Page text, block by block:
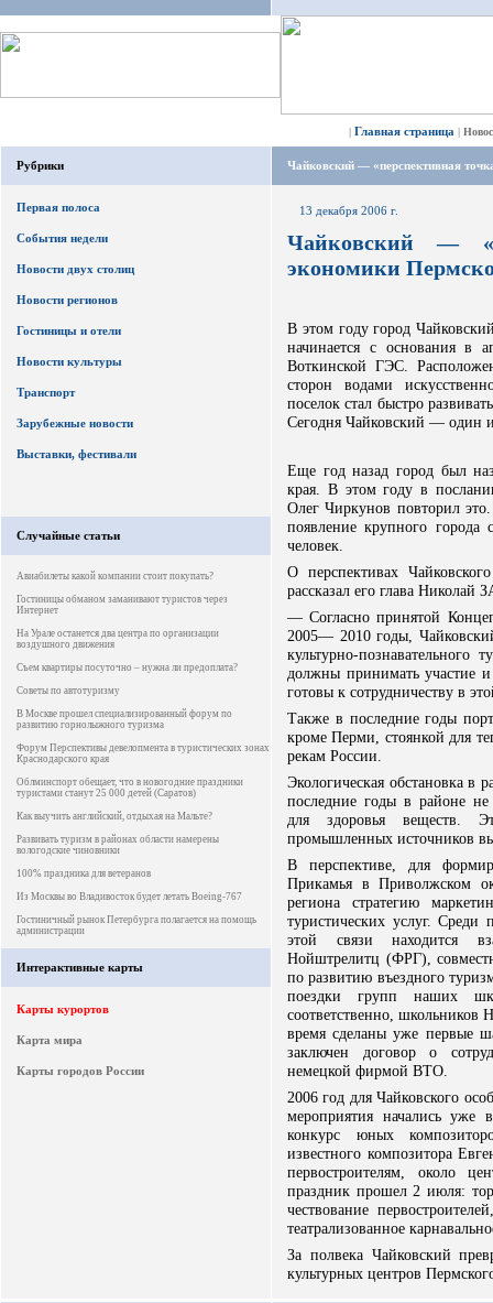
| Главная страница |
Рубрики
Первая полоса
События недели
Новости двух столиц
Новости регионов
Гостиницы и отели
Новости культуры
Транспорт
Зарубежные новости
Выставки, фестивали
Случайные статьи
Авиабилеты какой компании стоит покупать?
Гостиницы обманом заманивают туристов через
Интернет
На Урале останется два центра по организации
воздушного движения
Съем квартиры посуточно – нужна ли предоплата?
Советы по автотуризму
В Москве прошел специализированный форум по
развитию горнолыжного туризма
Форум Перспективы девелопмента в туристических зонах
Краснодарского края
Облминспорт обещает, что в новогодние праздники
туристами станут 25 000 детей (Саратов)
Как выучить английский, отдыхая на Мальте?
Развивать туризм в районах области намерены
вологодские чиновники
100% праздника для ветеранов
Из Москвы во Владивосток будет летать Boeing-767
Гостиничный рынок Петербурга полагается на помощь
администрации
Интерактивные карты
Карты курортов
Карта мира
Карты городов России
Чайковский — «перспективная
13 декабря 2006 г.
Чайковский —
экономики
В этом году город
начинается с основания в
Воткинской ГЭС.
сторон водами
поселок стал быстро
Сегодня Чайковский — один
Еще год назад город был
края. В этом году в
Олег Чиркунов повторил
появление крупного города
человек.
О перспективах
рассказал его глава
— Согласно принятой
2005— 2010 годы,
культурно-
должны принимать участие
готовы к сотрудничеству в
Также в последние годы
кроме Перми, стоянкой для
рекам России.
Экологическая обстановка в
последние годы в районе
для здоровья веществ.
промышленных источников
В перспективе, для
Прикамья в Приволжском
региона стратегию
туристических услуг. Среди
этой связи находится
Нойштрелитц (ФРГ),
по развитию въездного
поездки групп наших
соответственно,
время сделаны уже первые
заключен договор о
немецкой фирмой ВТО.
2006 год для Чайковского
мероприятия начались уже
конкурс юных
известного композитора
первостроителям, около
праздник прошел 2 июля:
чествование
театрализованное
За полвека Чайковский
культурных центров